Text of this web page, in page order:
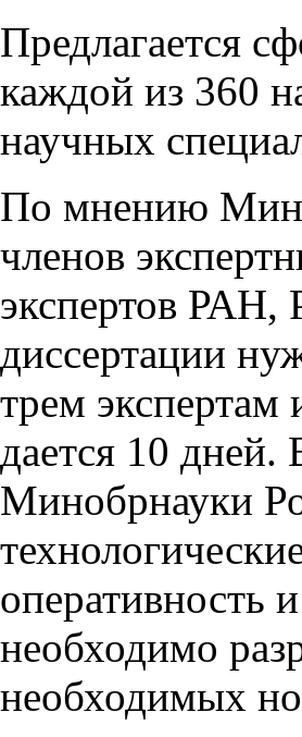
Предлагается
каждой из 360
научных
По мнению
членов
экспертов
диссертации
трем экспертам
дается 10
Минобрнауки
оперативность
необходимо
необходимых